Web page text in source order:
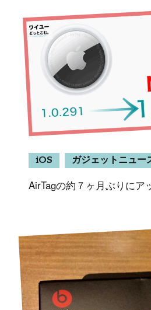
iOS ガジェットニュー
AirTagの約７ヶ月ぶりにア